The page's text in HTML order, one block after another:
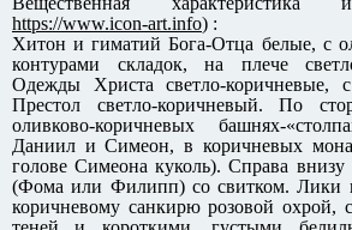
https://www.icon-art.info) :
Хитон и гиматий Бога-Отца белые, с
контурами складок, на плече
Одежды Христа светло-коричневые, с
Престол светло-коричневый. По
оливково-коричневых башнях-
Даниил и Симеон, в коричневых
голове Симеона куколь). Справа
(Фома или Филипп) со свитком. Лики
коричневому санкирю розовой охрой,